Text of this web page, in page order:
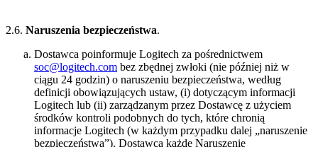
2.6. Naruszenia bezpieczeństwa.
Dostawca poinformuje Logitech za pośrednictwem
soc@logitech.com bez zbędnej zwłoki (nie później niż w
ciągu 24 godzin) o naruszeniu bezpieczeństwa, według
definicji obowiązujących ustaw, (i) dotyczącym informacji
Logitech lub (ii) zarządzanym przez Dostawcę z użyciem
środków kontroli podobnych do tych, które chronią
informacje Logitech (w każdym przypadku dalej „naruszenie
bezpieczeństwa”). Dostawca każde Naruszenie